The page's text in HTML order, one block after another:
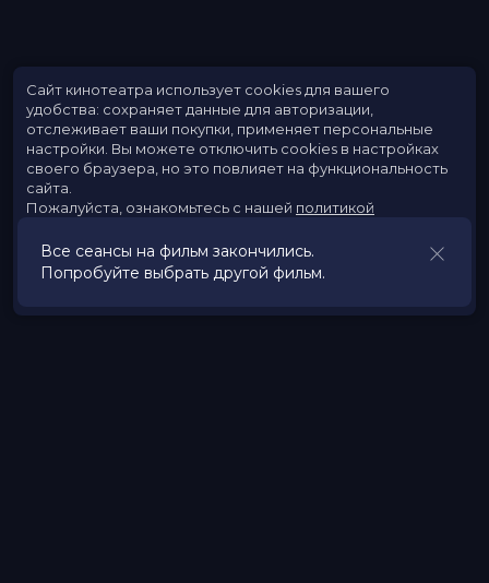
Сайт кинотеатра использует cookies для вашего
удобства: сохраняет данные для авторизации,
отслеживает ваши покупки, применяет персональные
настройки. Вы можете отключить cookies в настройках
своего браузера, но это повлияет на функциональность
сайта.
Пожалуйста, ознакомьтесь с нашей политикой
Принять